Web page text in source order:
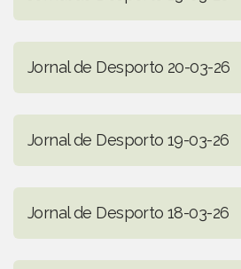
Jornal de Desporto 20-03-26
Jornal de Desporto 19-03-26
Jornal de Desporto 18-03-26